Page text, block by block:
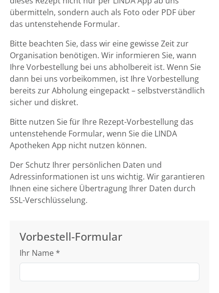
übermitteln, sondern auch als Foto oder PDF über
das untenstehende Formular.
Bitte beachten Sie, dass wir eine gewisse Zeit zur
Organisation benötigen. Wir informieren Sie, wann
Ihre Vorbestellung bei uns abholbereit ist. Wenn Sie
dann bei uns vorbeikommen, ist Ihre Vorbestellung
bereits zur Abholung eingepackt – selbstverständlich
sicher und diskret.
Bitte nutzen Sie für Ihre Rezept-Vorbestellung das
untenstehende Formular, wenn Sie die LINDA
Apotheken App nicht nutzen können.
Der Schutz Ihrer persönlichen Daten und
Adressinformationen ist uns wichtig. Wir garantieren
Ihnen eine sichere Übertragung Ihrer Daten durch
SSL-Verschlüsselung.
Vorbestell-Formular
Ihr Name *